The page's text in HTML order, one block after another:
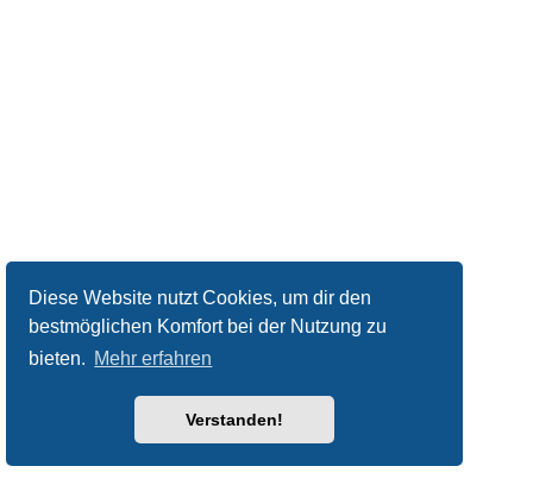
Diese Website nutzt Cookies, um dir den
bestmöglichen Komfort bei der Nutzung zu
bieten. Mehr erfahren
Verstanden!